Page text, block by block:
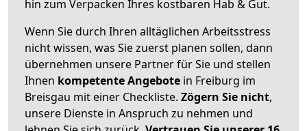
hin zum Verpacken Ihres kostbaren Hab & Gut.
Wenn Sie durch Ihren alltäglichen Arbeitsstress
nicht wissen, was Sie zuerst planen sollen, dann
übernehmen unsere Partner für Sie und stellen
Ihnen kompetente Angebote in Freiburg im
Breisgau mit einer Checkliste. Zögern Sie nicht,
unsere Dienste in Anspruch zu nehmen und